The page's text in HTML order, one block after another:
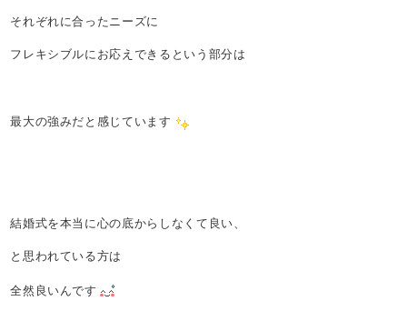
それぞれに合ったニーズに
フレキシブルにお応えできるという部分は
最大の強みだと感じています
結婚式を本当に心の底からしなくて良い、
と思われている方は
全然良いんです